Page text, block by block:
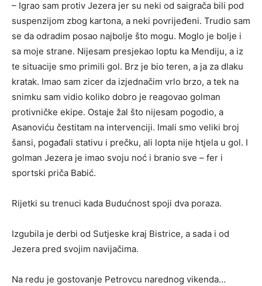
– Igrao sam protiv Jezera jer su neki od saigrača bili pod
suspenzijom zbog kartona, a neki povrijeđeni. Trudio sam
se da odradim posao najbolje što mogu. Moglo je bolje i
sa moje strane. Nijesam presjekao loptu ka Mendiju, a iz
te situacije smo primili gol. Brz je bio teren, a ja za dlaku
kratak. Imao sam zicer da izjednačim vrlo brzo, a tek na
snimku sam vidio koliko dobro je reagovao golman
protivničke ekipe. Ostaje žal što nijesam pogodio, a
Asanoviću čestitam na intervenciji. Imali smo veliki broj
šansi, pogađali stativu i prečku, ali lopta nije htjela u gol. I
golman Jezera je imao svoju noć i branio sve – fer i
sportski priča Babić.
Rijetki su trenuci kada Budućnost spoji dva poraza.
Izgubila je derbi od Sutjeske kraj Bistrice, a sada i od
Jezera pred svojim navijačima.
Na redu je gostovanje Petrovcu narednog vikenda…